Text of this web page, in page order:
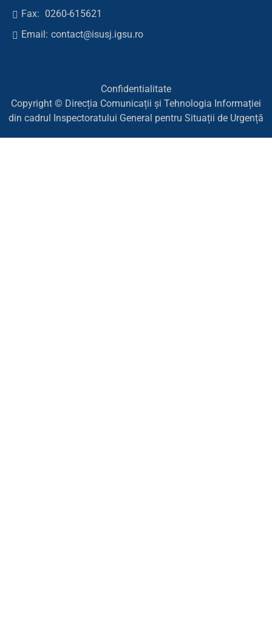
Fax: 0260-615621
Email: contact@isusj.igsu.ro
Confidentialitate
Copyright © Direcția Comunicații și Tehnologia Informației
din cadrul Inspectoratului General pentru Situații de Urgență